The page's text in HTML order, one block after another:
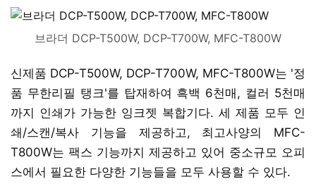
브라더 DCP-T500W, DCP-T700W, MFC-T800W
신제품 DCP-T500W, DCP-T700W, MFC-T800W는 '정
품 무한리필 탱크'를 탑재하여 흑백 6천매, 컬러 5천매
까지 인쇄가 가능한 잉크젯 복합기다. 세 제품 모두 인
쇄/스캔/복사 기능을 제공하고, 최고사양의 MFC-
T800W는 팩스 기능까지 제공하고 있어 중소규모 오피
스에서 필요한 다양한 기능들을 모두 사용할 수 있다.